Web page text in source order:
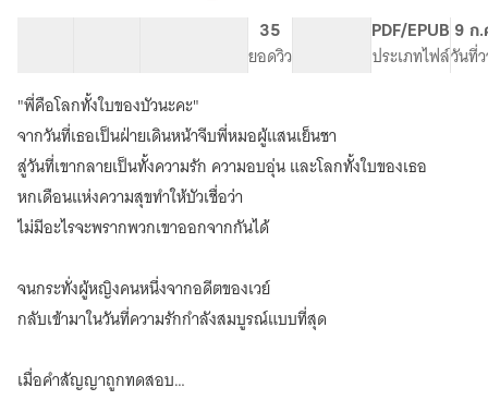
ทั้ง
ใบ
ของ
35
ยอดวิว
PDF/EPUB
ประเภทไฟล์
9 ก.
วันที่
"พี่คือโลกทั้งใบของบัวนะคะ"
จากวันที่เธอเป็นฝ่ายเดินหน้าจีบพี่หมอผู้แสนเย็นชา
สู่วันที่เขากลายเป็นทั้งความรัก ความอบอุ่น และโลกทั้งใบของเธอ
หกเดือนแห่งความสุขทำให้บัวเชื่อว่า
ไม่มีอะไรจะพรากพวกเขาออกจากกันได้
จนกระทั่งผู้หญิงคนหนึ่งจากอดีตของเวย์
กลับเข้ามาในวันที่ความรักกำลังสมบูรณ์แบบที่สุด
เมื่อคำสัญญาถูกทดสอบ